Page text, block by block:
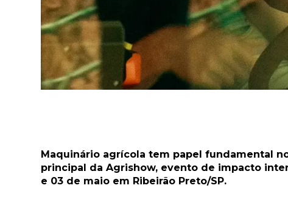
Maquinário agrícola tem papel fundamental
principal da Agrishow, evento de impacto
e 03 de maio em Ribeirão Preto/SP.